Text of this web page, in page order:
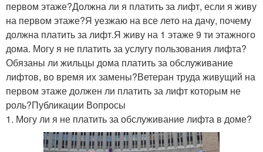
первом этаже?Должна ли я платить за лифт, если я живу
на первом этаже?Я уезжаю на все лето на дачу, почему
должна платить за лифт.Я живу на 1 этаже 9 ти этажного
дома. Могу я не платить за услугу пользования лифта?
Обязаны ли жильцы дома платить за обслуживание
лифтов, во время их замены?Ветеран труда живущий на
первом этаже должен ли платить за лифт которым не
роль?Публикации Вопросы
1. Могу ли я не платить за обслуживание лифта в доме?